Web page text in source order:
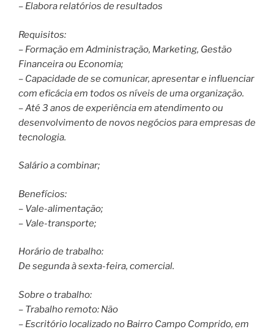
– Elabora relatórios de resultados
Requisitos:
– Formação em Administração, Marketing, Gestão
Financeira ou Economia;
– Capacidade de se comunicar, apresentar e influenciar
com eficácia em todos os níveis de uma organização.
– Até 3 anos de experiência em atendimento ou
desenvolvimento de novos negócios para empresas de
tecnologia.
Salário a combinar;
Benefícios:
– Vale-alimentação;
– Vale-transporte;
Horário de trabalho:
De segunda à sexta-feira, comercial.
Sobre o trabalho:
– Trabalho remoto: Não
– Escritório localizado no Bairro Campo Comprido, em